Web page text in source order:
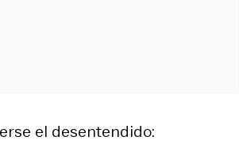
el desentendido: